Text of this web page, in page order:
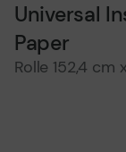
Universal
Paper
Rolle 152,4 cm